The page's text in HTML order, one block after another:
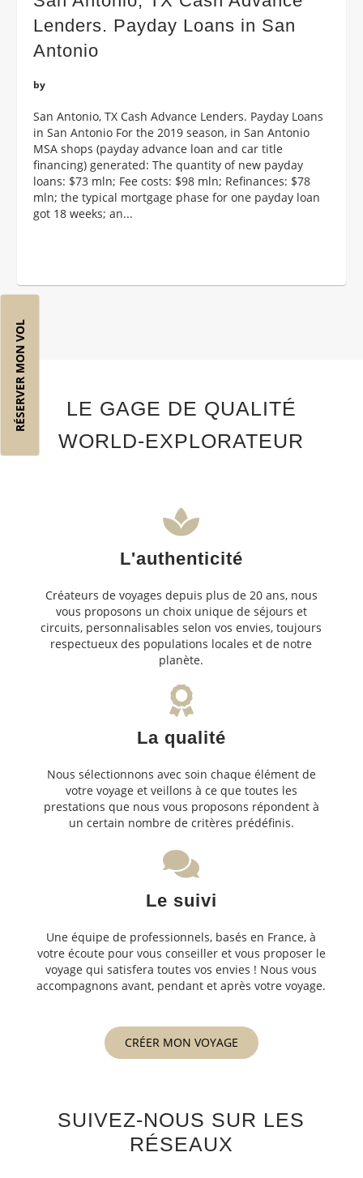
RÉSERVER MON VOL
Lenders. Payday Loans in San
Antonio
by
San Antonio, TX Cash Advance Lenders. Payday Loans
in San Antonio For the 2019 season, in San Antonio
MSA shops (payday advance loan and car title
financing) generated: The quantity of new payday
loans: $73 mln; Fee costs: $98 mln; Refinances: $78
mln; the typical mortgage phase for one payday loan
got 18 weeks; an...
LE GAGE DE QUALITÉ
WORLD-EXPLORATEUR
L'authenticité
Créateurs de voyages depuis plus de 20 ans, nous
vous proposons un choix unique de séjours et
circuits, personnalisables selon vos envies, toujours
respectueux des populations locales et de notre
planète.
La qualité
Nous sélectionnons avec soin chaque élément de
votre voyage et veillons à ce que toutes les
prestations que nous vous proposons répondent à
un certain nombre de critères prédéfinis.
Le suivi
Une équipe de professionnels, basés en France, à
votre écoute pour vous conseiller et vous proposer le
voyage qui satisfera toutes vos envies ! Nous vous
accompagnons avant, pendant et après votre voyage.
CRÉER MON VOYAGE
SUIVEZ-NOUS SUR LES
RÉSEAUX